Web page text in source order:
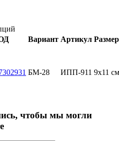
Вариант Артикул
БМ-28 ИПП-911 9х11 см
чтобы мы могли